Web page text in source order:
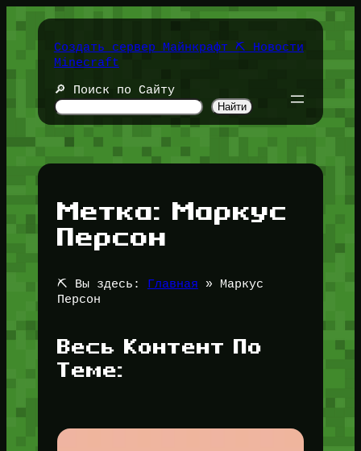
содержимомуСоздать сервер Майнкрафт ⛏️ Новости
Minecraft
🔎 Поиск по Сайту
Найти
Метка: Маркус
Персон
⛏️ Вы здесь: Главная » Маркус
Персон
Весь Контент По
Теме: